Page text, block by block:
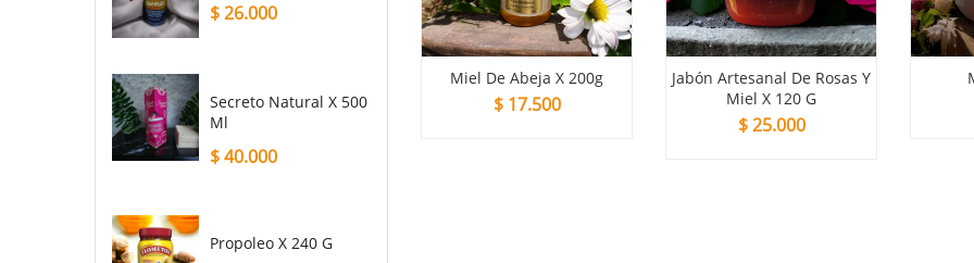
$26.000
Secreto Natural X 500
Ml
$40.000
Propoleo X 240 G
Vela De Cera De Abeja X 30
G
$8.500
Miel De Abeja X 200g
Jabón Artesanal De Rosas Y
Miel X 120 G
Miel X 5